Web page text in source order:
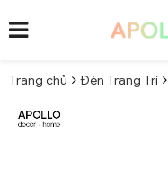
Trang chủ Đèn Trang Trí